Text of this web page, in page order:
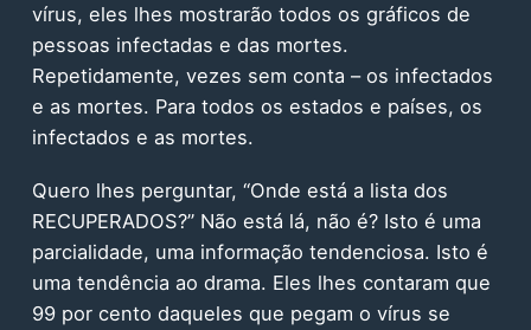
vírus, eles lhes mostrarão todos os gráficos de
pessoas infectadas e das mortes.
Repetidamente, vezes sem conta – os infectados
e as mortes. Para todos os estados e países, os
infectados e as mortes.
Quero lhes perguntar, “Onde está a lista dos
RECUPERADOS?” Não está lá, não é? Isto é uma
parcialidade, uma informação tendenciosa. Isto é
uma tendência ao drama. Eles lhes contaram que
99 por cento daqueles que pegam o vírus se